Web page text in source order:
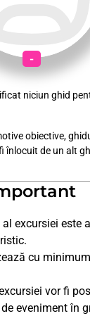
-
niciun ghid
obiective,
înlocuit de un alt
excursiei este
cu
vor fi
eveniment în